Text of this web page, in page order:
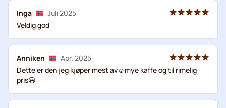
Inga
Juli 2025
Veldig god
Anniken
Apr. 2025
Dette er den jeg kjøper mest av☺️mye kaffe og til rimelig
pris😃